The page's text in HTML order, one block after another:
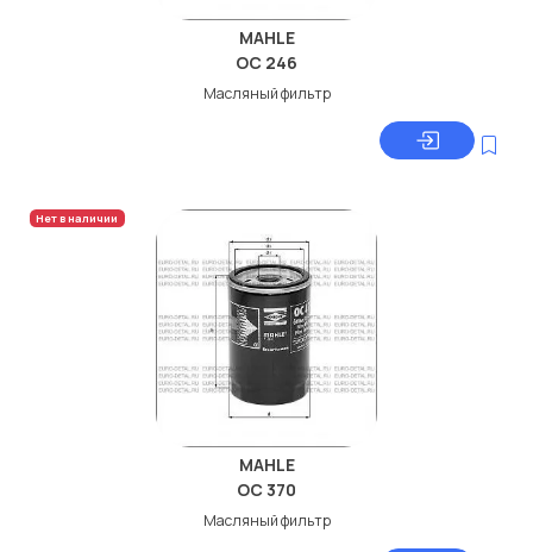
MAHLE
OC 246
Масляный фильтр
Нет в наличии
MAHLE
OC 370
Масляный фильтр